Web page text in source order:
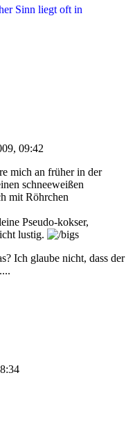
Sinn liegt oft in
09:42
mich an früher in der
schneeweißen
mit Röhrchen
Pseudo-kokser,
lustig.
Ich glaube nicht, dass der